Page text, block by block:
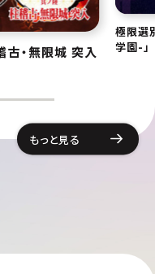
古・無限城 突入
極限選
学園-」
もっと見る